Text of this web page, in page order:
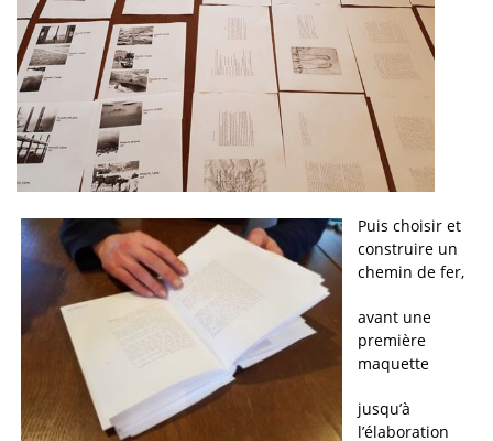
Puis choisir et
construire un
chemin de fer,
avant une
première
maquette
jusqu’à
l’élaboration